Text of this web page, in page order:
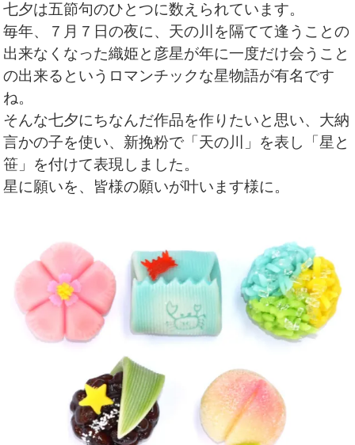
七夕は五節句のひとつに数えられています。
毎年、７月７日の夜に、天の川を隔てて逢うことの
出来なくなった織姫と彦星が年に一度だけ会うこと
の出来るというロマンチックな星物語が有名です
ね。
そんな七夕にちなんだ作品を作りたいと思い、大納
言かの子を使い、新挽粉で「天の川」を表し「星と
笹」を付けて表現しました。
星に願いを、皆様の願いが叶います様に。